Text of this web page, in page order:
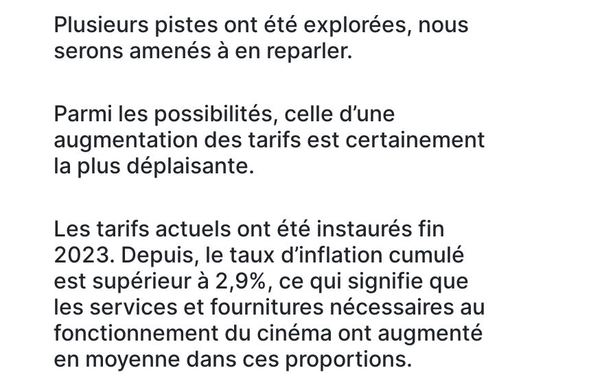
Plusieurs pistes ont été explorées, nous
serons amenés à en reparler.
Parmi les possibilités, celle d’une
augmentation des tarifs est certainement
la plus déplaisante.
Les tarifs actuels ont été instaurés fin
2023. Depuis, le taux d’inflation cumulé
est supérieur à 2,9%, ce qui signifie que
les services et fournitures nécessaires au
fonctionnement du cinéma ont augmenté
en moyenne dans ces proportions.